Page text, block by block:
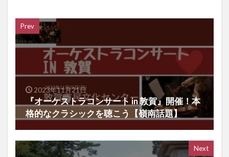
Prev
2023年11月21日
『オーケストラコンサート in 敦賀』開催！本
格的なクラシックを聴こう【嶺南話題】
Next